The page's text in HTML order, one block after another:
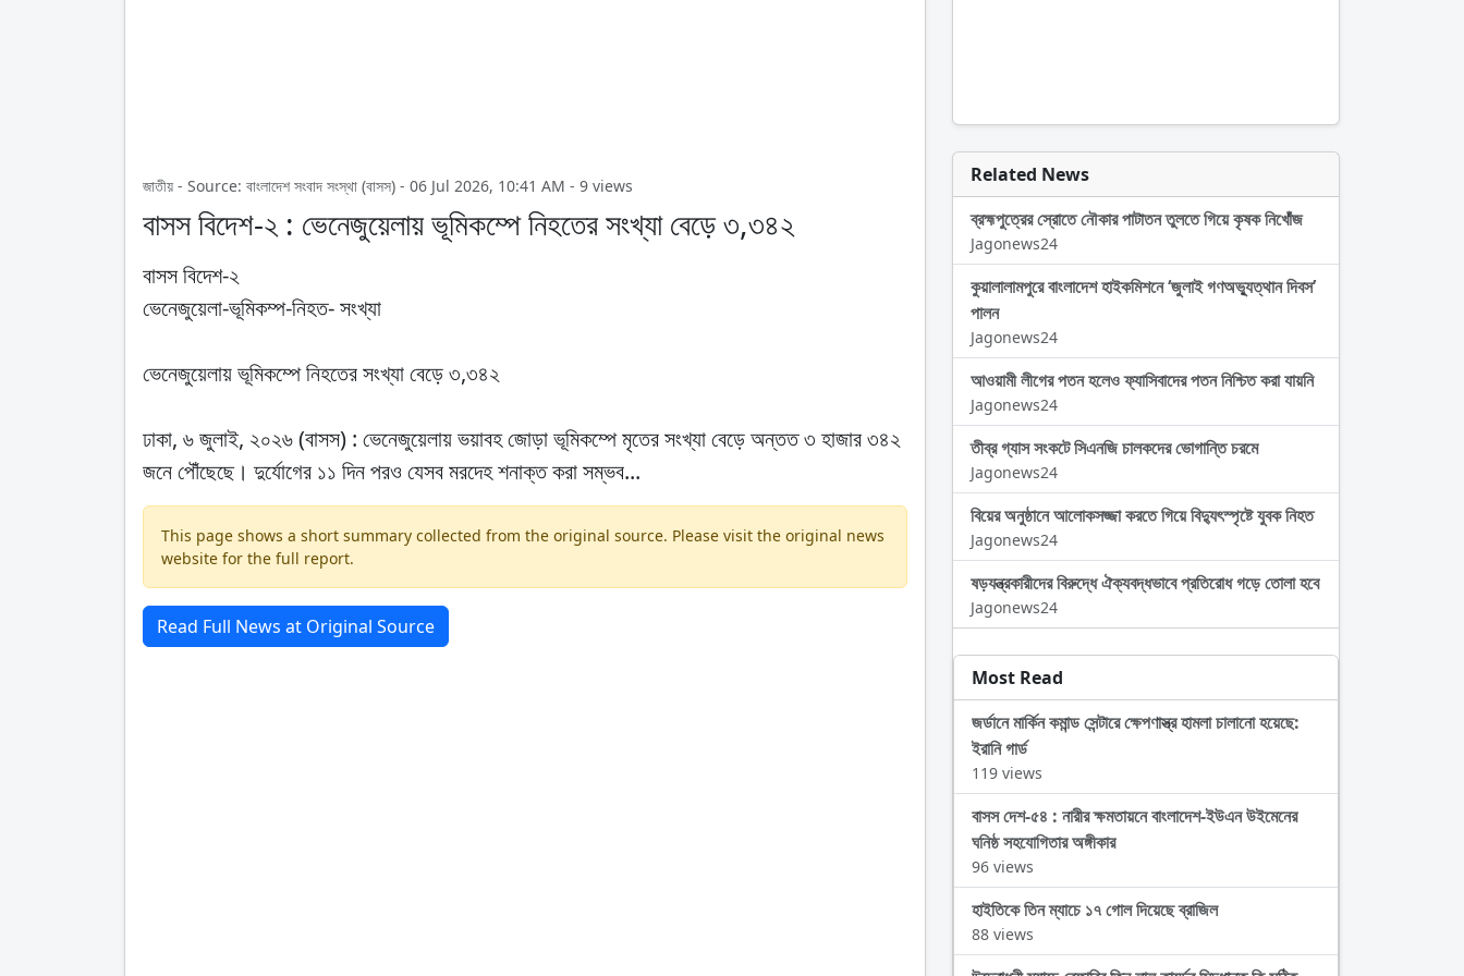
জাতীয় - Source: বাংলাদেশ সংবাদ সংস্থা (বাসস) - 06 Jul 2026, 10:41 AM - 9 views
বাসস বিদেশ-২ : ভেনেজুয়েলায় ভূমিকম্পে নিহতের সংখ্যা বেড়ে ৩,৩৪২
বাসস বিদেশ-২
ভেনেজুয়েলা-ভূমিকম্প-নিহত- সংখ্যা
ভেনেজুয়েলায় ভূমিকম্পে নিহতের সংখ্যা বেড়ে ৩,৩৪২
ঢাকা, ৬ জুলাই, ২০২৬ (বাসস) : ভেনেজুয়েলায় ভয়াবহ জোড়া ভূমিকম্পে মৃতের সংখ্যা বেড়ে অন্তত ৩ হাজার ৩৪২
জনে পৌঁছেছে। দুর্যোগের ১১ দিন পরও যেসব মরদেহ শনাক্ত করা সম্ভব...
This page shows a short summary collected from the original source. Please visit the original news
website for the full report.
Read Full News at Original Source
Related News
ব্রহ্মপুত্রের স্রোতে নৌকার পাটাতন তুলতে গিয়ে কৃষক নিখোঁজ
Jagonews24
কুয়ালালামপুরে বাংলাদেশ হাইকমিশনে ‘জুলাই গণঅভ্যুত্থান দিবস’
পালন
Jagonews24
আওয়ামী লীগের পতন হলেও ফ্যাসিবাদের পতন নিশ্চিত করা যায়নি
Jagonews24
তীব্র গ্যাস সংকটে সিএনজি চালকদের ভোগান্তি চরমে
Jagonews24
বিয়ের অনুষ্ঠানে আলোকসজ্জা করতে গিয়ে বিদ্যুৎস্পৃষ্টে যুবক নিহত
Jagonews24
ষড়যন্ত্রকারীদের বিরুদ্ধে ঐক্যবদ্ধভাবে প্রতিরোধ গড়ে তোলা হবে
Jagonews24
Most Read
জর্ডানে মার্কিন কমান্ড সেন্টারে ক্ষেপণাস্ত্র হামলা চালানো হয়েছে:
ইরানি গার্ড
119 views
বাসস দেশ-৫৪ : নারীর ক্ষমতায়নে বাংলাদেশ-ইউএন উইমেনের
ঘনিষ্ঠ সহযোগিতার অঙ্গীকার
96 views
হাইতিকে তিন ম্যাচে ১৭ গোল দিয়েছে ব্রাজিল
88 views